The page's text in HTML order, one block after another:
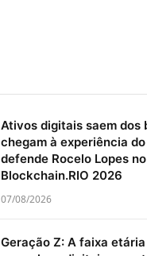
Ativos digitais saem dos
chegam à experiência
defende Rocelo Lopes no
Blockchain.RIO 2026
07/08/2026
Geração Z: A faixa